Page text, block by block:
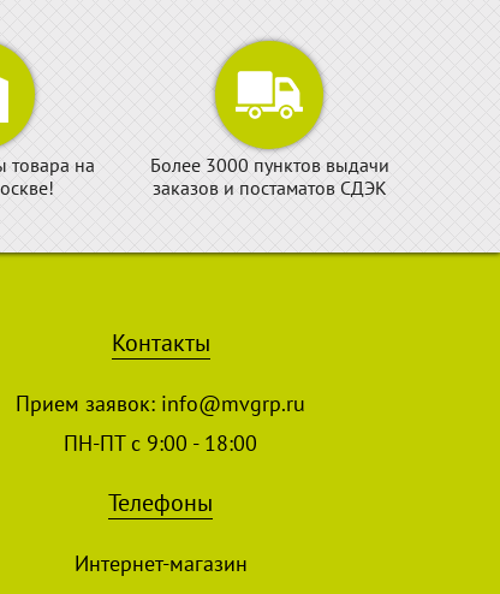
товара на
Более 3000 пунктов выдачи
заказов и постаматов СДЭК
Контакты
Прием заявок: info@mvgrp.ru
ПН-ПТ с 9:00 - 18:00
Телефоны
Интернет-магазин